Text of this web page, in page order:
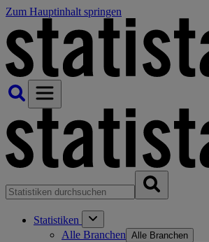
Zum Hauptinhalt springen
Statistiken
Alle Branchen Alle Branchen